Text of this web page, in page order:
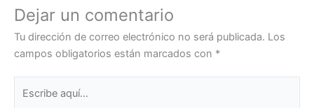
Dejar un comentario
Tu dirección de correo electrónico no será publicada. Los
campos obligatorios están marcados con *